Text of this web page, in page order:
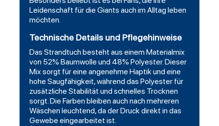
Leidenschaft für die Giants auch im Alltag leben
möchten.
Technische Details und Pflegehinweise
Das Strandtuch besteht aus einem Materialmix
von 52% Baumwolle und 48% Polyester. Dieser
Mix sorgt für eine angenehme Haptik und eine
hohe Saugfähigkeit, während das Polyester für
zusätzliche Stabilität und schnelles Trocknen
sorgt. Die Farben bleiben auch nach mehreren
Wäschen leuchtend, da der Druck direkt in das
Gewebe eingearbeitet ist.